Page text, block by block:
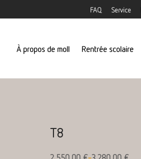
FAQ Service
À propos de moll Rentrée scolaire
T8